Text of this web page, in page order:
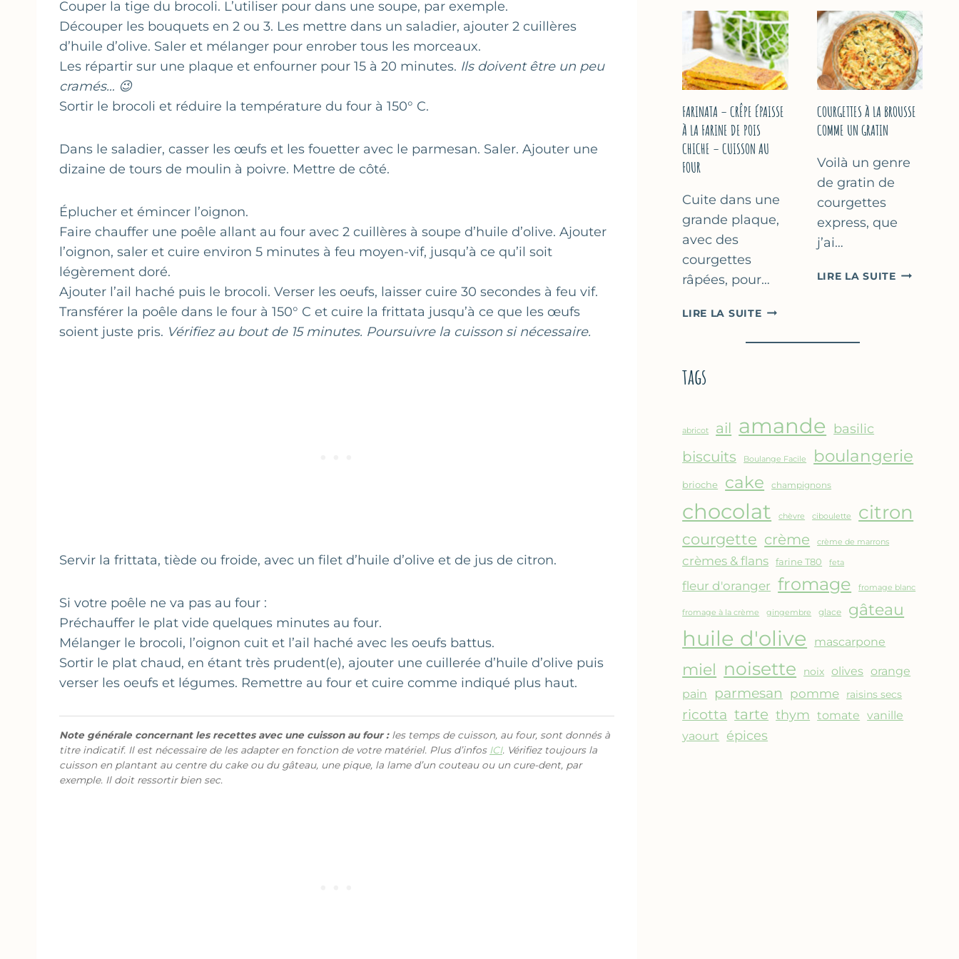
Couper la tige du brocoli. L’utiliser pour dans une soupe, par exemple.
Découper les bouquets en 2 ou 3. Les mettre dans un saladier, ajouter 2 cuillères
d’huile d’olive. Saler et mélanger pour enrober tous les morceaux.
Les répartir sur une plaque et enfourner pour 15 à 20 minutes. Ils doivent être un peu
cramés… 😉
Sortir le brocoli et réduire la température du four à 150° C.
Dans le saladier, casser les œufs et les fouetter avec le parmesan. Saler. Ajouter une
dizaine de tours de moulin à poivre. Mettre de côté.
Éplucher et émincer l’oignon.
Faire chauffer une poêle allant au four avec 2 cuillères à soupe d’huile d’olive. Ajouter
l’oignon, saler et cuire environ 5 minutes à feu moyen-vif, jusqu’à ce qu’il soit
légèrement doré.
Ajouter l’ail haché puis le brocoli. Verser les oeufs, laisser cuire 30 secondes à feu vif.
Transférer la poêle dans le four à 150° C et cuire la frittata jusqu’à ce que les œufs
soient juste pris. Vérifiez au bout de 15 minutes. Poursuivre la cuisson si nécessaire.
Servir la frittata, tiède ou froide, avec un filet d’huile d’olive et de jus de citron.
Si votre poêle ne va pas au four :
Préchauffer le plat vide quelques minutes au four.
Mélanger le brocoli, l’oignon cuit et l’ail haché avec les oeufs battus.
Sortir le plat chaud, en étant très prudent(e), ajouter une cuillerée d’huile d’olive puis
verser les oeufs et légumes. Remettre au four et cuire comme indiqué plus haut.
Note générale concernant les recettes avec une cuisson au four :les temps de cuisson, au four, sont donnés à
titre indicatif. Il est nécessaire de les adapter en fonction de votre matériel. Plus d’infos ICI. Vérifiez toujours la
cuisson en plantant au centre du cake ou du gâteau, une pique, la lame d’un couteau ou un cure-dent, par
exemple. Il doit ressortir bien sec.
&
YAOURT
GREC
–
SANS
À
LA
BIÈRE
–
COMME
MARSEILLE
FARINATA – CRÊPE ÉPAISSE
À LA FARINE DE POIS
CHICHE – CUISSON AU
FOUR
Cuite dans une
grande plaque,
avec des
courgettes
râpées, pour…
LIRE LA SUITEFARINATA
CRÊPE
DE
CHICHE
CUISSON
AU
FOUR
COURGETTES À LA BROUSSE
COMME UN GRATIN
Voilà un genre
de gratin de
courgettes
express, que
j’ai…
LIRE LA SUITE
tags
abricot ail amande basilic
biscuits Boulange Facile boulangerie
brioche cake champignons
chocolat chèvre ciboulette citron
courgette crème crème de marrons
crèmes & flans farine T80 feta
fleur d'oranger fromage fromage blanc
fromage à la crème gingembre glace gâteau
huile d'olive mascarpone
miel noisette noix olives orange
pain
parmesan pomme raisins secs
ricotta tarte thym tomate vanille
yaourt épices